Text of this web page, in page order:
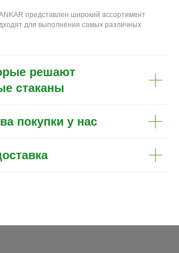
представлен широкий ассортимент
для выполнения самых различных
решают
стаканы
покупки у нас